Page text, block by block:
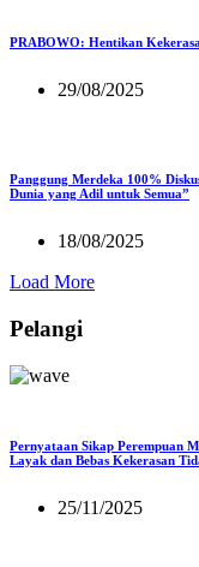
PRABOWO: Hentikan
29/08/2025
Panggung Merdeka 100%
Dunia yang Adil untuk Semua”
18/08/2025
Load More
Pelangi
Pernyataan Sikap Perempuan
Layak dan Bebas Kekerasan
25/11/2025